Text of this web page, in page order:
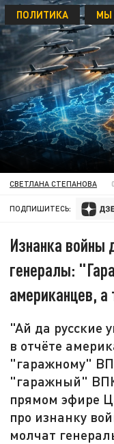
ПОЛИТИКА МЫ
СВЕТЛАНА СТЕПАНОВА
ПОДПИШИТЕСЬ:
Изнанка войны
генералы:
американцев, а
"Ай да русские
в отчёте
"гаражному"
"гаражный"
прямом эфире
про изнанку
молчат